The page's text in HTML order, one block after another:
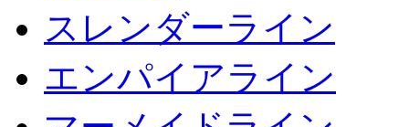
スレンダーライン
エンパイアライン